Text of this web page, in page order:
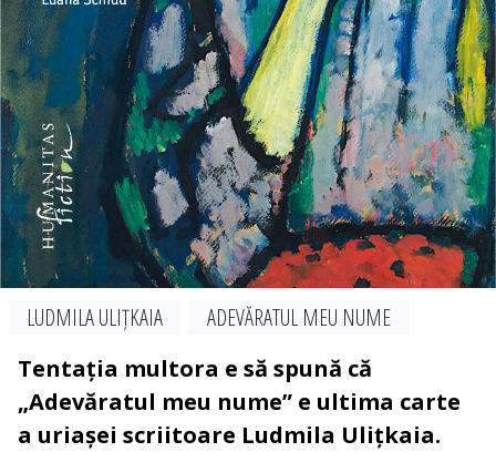
LUDMILA ULIȚKAIA
ADEVĂRATUL MEU NUME
Tentația multora e să spună că
„Adevăratul meu nume” e ultima carte
a uriașei scriitoare Ludmila Ulițkaia.